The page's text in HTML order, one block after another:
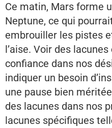
Ce matin, Mars forme
Neptune, ce qui
embrouiller les pistes
l’aise. Voir des
confiance dans nos
indiquer un besoin
une pause bien
des lacunes dans nos
lacunes spécifiques